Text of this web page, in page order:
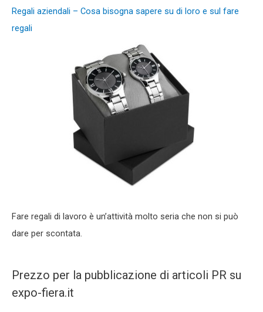
Regali aziendali – Cosa bisogna sapere su di loro e sul fare
regali
Fare regali di lavoro è un’attività molto seria che non si può
dare per scontata.
Prezzo per la pubblicazione di articoli PR su
expo-fiera.it